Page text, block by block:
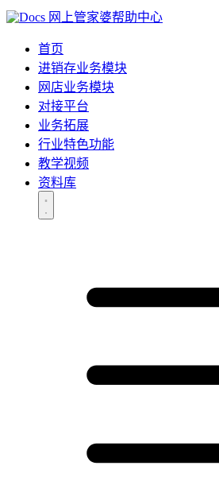
网上管家婆帮助中心
首页
进销存业务模块
网店业务模块
对接平台
业务拓展
行业特色功能
教学视频
资料库